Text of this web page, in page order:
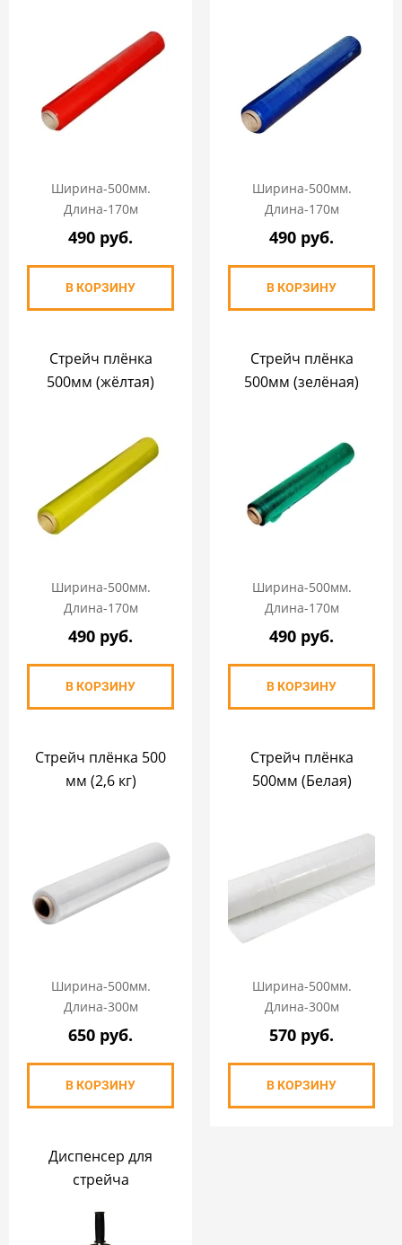
Ширина-500мм.
Длина-170м
490 руб.
В КОРЗИНУ
Ширина-500мм.
Длина-170м
490 руб.
В КОРЗИНУ
Стрейч плёнка
500мм (жёлтая)
Ширина-500мм.
Длина-170м
490 руб.
В КОРЗИНУ
Стрейч плёнка
500мм (зелёная)
Ширина-500мм.
Длина-170м
490 руб.
В КОРЗИНУ
Стрейч плёнка 500
мм (2,6 кг)
Ширина-500мм.
Длина-300м
650 руб.
В КОРЗИНУ
Стрейч плёнка
500мм (Белая)
Ширина-500мм.
Длина-300м
570 руб.
В КОРЗИНУ
Диспенсер для
стрейча